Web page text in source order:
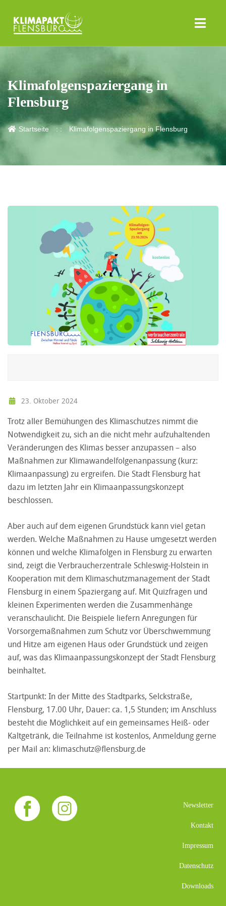
Klimafolgenspaziergang in
Flensburg
Startseite Klimafolgenspaziergang in Flensburg
23. Oktober 2024
Trotz aller Bemühungen des Klimaschutzes nimmt die
Notwendigkeit zu, sich an die nicht mehr aufzuhaltenden
Veränderungen des Klimas besser anzupassen – also
Maßnahmen zur Klimawandelfolgenanpassung (kurz:
Klimaanpassung) zu ergreifen. Die Stadt Flensburg hat
dazu im letzten Jahr ein Klimaanpassungskonzept
beschlossen.
Aber auch auf dem eigenen Grundstück kann viel getan
werden. Welche Maßnahmen zu Hause umgesetzt werden
können und welche Klimafolgen in Flensburg zu erwarten
sind, zeigt die Verbraucherzentrale Schleswig-Holstein in
Kooperation mit dem Klimaschutzmanagement der Stadt
Flensburg in einem Spaziergang auf. Mit Quizfragen und
kleinen Experimenten werden die Zusammenhänge
veranschaulicht. Die Beispiele liefern Anregungen für
Vorsorgemaßnahmen zum Schutz vor Überschwemmung
und Hitze am eigenen Haus oder Grundstück und zeigen
auf, was das Klimaanpassungskonzept der Stadt Flensburg
beinhaltet.
Startpunkt: In der Mitte des Stadtparks, Selckstraße,
Flensburg, 17.00 Uhr, Dauer: ca. 1,5 Stunden; im Anschluss
besteht die Möglichkeit auf ein gemeinsames Heiß- oder
Kaltgetränk, die Teilnahme ist kostenlos, Anmeldung gerne
per Mail an: klimaschutz@flensburg.de
Newsletter
Kontakt
Impressum
Datenschutz
Downloads